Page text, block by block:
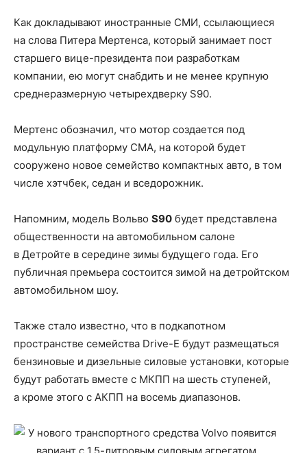
Как докладывают иностранные СМИ, ссылающиеся
на слова Питера Мертенса, который занимает пост
старшего вице-президента пои разработкам
компании, ею могут снабдить и не менее крупную
среднеразмерную четырехдверку S90.
Мертенс обозначил, что мотор создается под
модульную платформу CMA, на которой будет
сооружено новое семейство компактных авто, в том
числе хэтчбек, седан и вседорожник.
Напомним, модель Вольво S90 будет представлена
общественности на автомобильном салоне
в Детройте в середине зимы будущего года. Его
публичная премьера состоится зимой на детройтском
автомобильном шоу.
Также стало известно, что в подкапотном
пространстве семейства Drive-E будут размещаться
бензиновые и дизельные силовые установки, которые
будут работать вместе с МКПП на шесть ступеней,
а кроме этого с АКПП на восемь диапазонов.